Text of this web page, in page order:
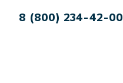
8 (800) 234-42-00